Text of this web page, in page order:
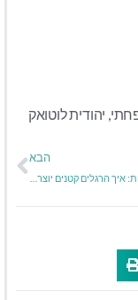
, יהודית לוטואק
הבא